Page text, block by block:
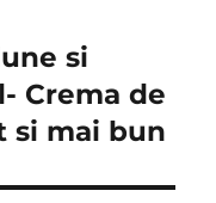
si
Crema de
si mai bun